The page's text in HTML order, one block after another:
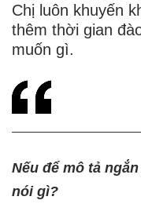
Chị luôn khuyến
thêm thời gian
muốn gì.
Nếu để mô tả
nói gì?